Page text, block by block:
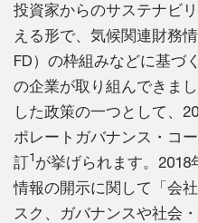
投資家からのサステナビ
える形で、気候関連財務
FD）の枠組みなどに基づ
の企業が取り組んできま
した政策の一つとして、
ポレートガバナンス・コ
訂1が挙げられます。2018
情報の開示に関して「会
スク、ガバナンスや社会